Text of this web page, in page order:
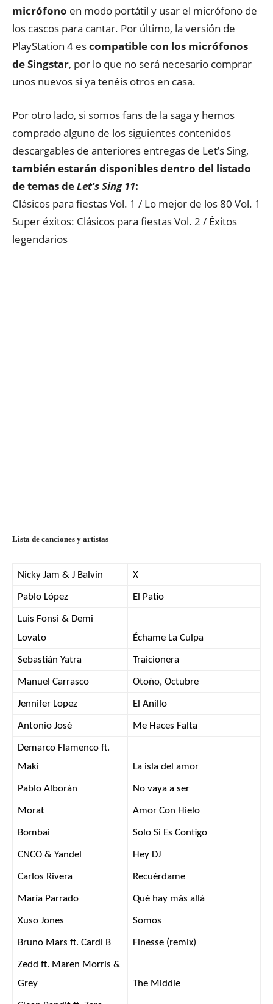
micrófono en modo portátil y usar el micrófono de
los cascos para cantar. Por último, la versión de
PlayStation 4 escompatible con los micrófonos
de Singstar, por lo que no será necesario comprar
unos nuevos si ya tenéis otros en casa.
Por otro lado, si somos fans de la saga y hemos
comprado alguno de los siguientes contenidos
descargables de anteriores entregas de Let’s Sing,
también estarán disponibles dentro del listado
de temas deLet’s Sing 11:
Clásicos para fiestas Vol. 1 / Lo mejor de los 80 Vol. 1
Super éxitos: Clásicos para fiestas Vol. 2 / Éxitos
legendarios
Lista de canciones y artistas
Nicky Jam & J Balvin X
Pablo López El Patio
Luis Fonsi & Demi
Lovato
Échame La Culpa
Sebastián Yatra Traicionera
Manuel Carrasco Otoño, Octubre
Jennifer Lopez El Anillo
Antonio José Me Haces Falta
Demarco Flamenco ft.
Maki
La isla del amor
Pablo Alborán No vaya a ser
Morat Amor Con Hielo
Bombai Solo Si Es Contigo
CNCO & Yandel Hey DJ
Carlos Rivera Recuérdame
María Parrado Qué hay más allá
Xuso Jones Somos
Bruno Mars ft. Cardi B Finesse (remix)
Zedd ft. Maren Morris &
Grey
The Middle